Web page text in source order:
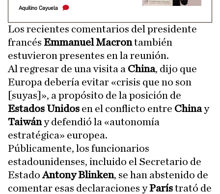
Aquilino Cayuela
Los recientes comentarios del presidente
francés Emmanuel Macrontambién
estuvieron presentes en la reunión.
Al regresar de una visita a China, dijo que
Europa debería evitar «crisis que no son
[suyas]», a propósito de la posición de
Estados Unidos en el conflicto entre Chinay
Taiwány defendió la «autonomía
estratégica» europea.
Públicamente, los funcionarios
estadounidenses, incluido el Secretario de
EstadoAntony Blinken, se han abstenido de
comentar esas declaraciones yParístrató de